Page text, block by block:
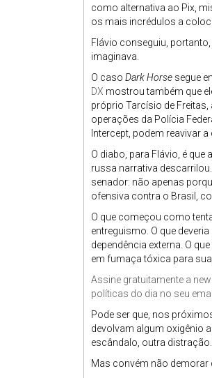
como alternativa ao Pix,
os mais incrédulos a
Flávio conseguiu,
imaginava.
O caso Dark Horse segue
DX mostrou também que
próprio Tarcísio de
operações da Polícia
Intercept, podem reavivar
O diabo, para Flávio, é
russa narrativa
senador: não apenas
ofensiva contra o Brasil,
O que começou como
entreguismo. O que
dependência externa. O
em fumaça tóxica para
Assine gratuitamente a
políticas do dia no seu email
Pode ser que, nos
devolvam algum oxigênio
escândalo, outra
Mas convém não demorar